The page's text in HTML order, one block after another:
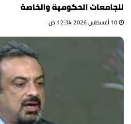
للجامعات الحكومية والخاصة